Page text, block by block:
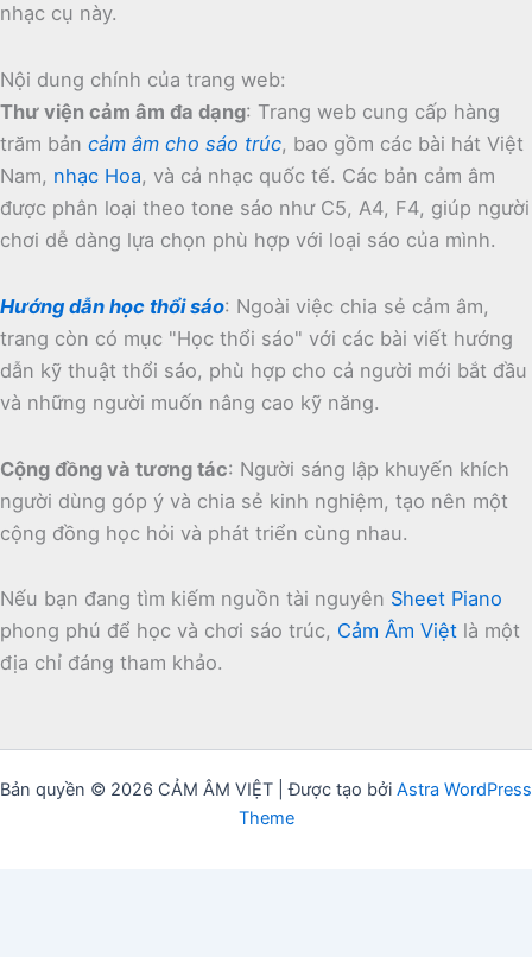
nhạc cụ này.
Nội dung chính của trang web:
Thư viện cảm âm đa dạng: Trang web cung cấp hàng
trăm bản cảm âm cho sáo trúc, bao gồm các bài hát Việt
Nam, nhạc Hoa, và cả nhạc quốc tế. Các bản cảm âm
được phân loại theo tone sáo như C5, A4, F4, giúp người
chơi dễ dàng lựa chọn phù hợp với loại sáo của mình.
Hướng dẫn học thổi sáo: Ngoài việc chia sẻ cảm âm,
trang còn có mục "Học thổi sáo" với các bài viết hướng
dẫn kỹ thuật thổi sáo, phù hợp cho cả người mới bắt đầu
và những người muốn nâng cao kỹ năng.
Cộng đồng và tương tác: Người sáng lập khuyến khích
người dùng góp ý và chia sẻ kinh nghiệm, tạo nên một
cộng đồng học hỏi và phát triển cùng nhau.
Nếu bạn đang tìm kiếm nguồn tài nguyên Sheet Piano
phong phú để học và chơi sáo trúc, Cảm Âm Việt là một
địa chỉ đáng tham khảo.
Bản quyền © 2026 CẢM ÂM VIỆT | Được tạo bởi Astra WordPress
Theme